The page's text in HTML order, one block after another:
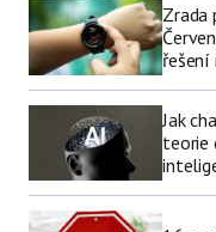
Zrada
řešení
Jak
teorie